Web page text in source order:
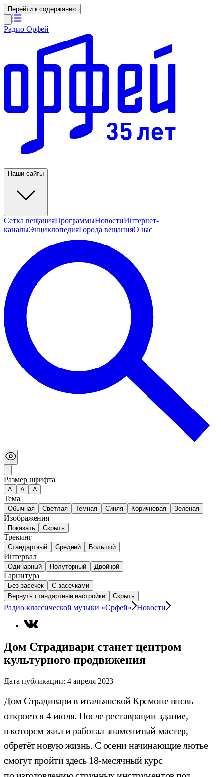
Перейти к содержанию
Радио Орфей
Наши сайты
Сетка вещанияПрограммыНовостиИнтернет-
каналыЭнциклопедияГорода вещанияО нас
Размер шрифта
А A A
Тема
Обычная Светлая Темная Синяя Коричневая Зеленая
Изображения
Показать Скрыть
Трекинг
Стандартный Средний Большой
Интервал
Одинарный Полуторный Двойной
Гарнитура
Без засечек
С засечками
Вернуть стандартные настройки
Скрыть
Радио классической музыки «Орфей» Новости
Дом Страдивари станет центром
культурного продвижения
Дата публикации: 4 апреля 2023
Дом Страдивари в итальянской Кремоне вновь
откроется 4 июля. После реставрации здание,
в котором жил и работал знаменитый мастер,
обретёт новую жизнь. С осени начинающие лютье
смогут пройти здесь 18-месячный курс